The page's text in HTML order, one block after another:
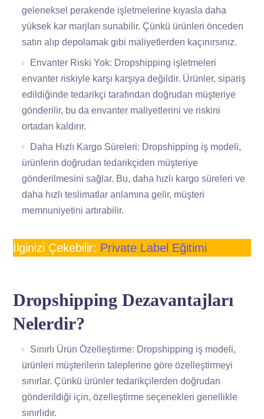
geleneksel perakende işletmelerine kıyasla daha
yüksek kar marjları sunabilir. Çünkü ürünleri önceden
satın alıp depolamak gibi maliyetlerden kaçınırsınız.
Envanter Riski Yok: Dropshipping işletmeleri
envanter riskiyle karşı karşıya değildir. Ürünler, sipariş
edildiğinde tedarikçi tarafından doğrudan müşteriye
gönderilir, bu da envanter maliyetlerini ve riskini
ortadan kaldırır.
Daha Hızlı Kargo Süreleri: Dropshipping iş modeli,
ürünlerin doğrudan tedarikçiden müşteriye
gönderilmesini sağlar. Bu, daha hızlı kargo süreleri ve
daha hızlı teslimatlar anlamına gelir, müşteri
memnuniyetini artırabilir.
İlginizi Çekebilir: Private Label Eğitimi
Dropshipping Dezavantajları
Nelerdir?
Sınırlı Ürün Özelleştirme: Dropshipping iş modeli,
ürünleri müşterilerin taleplerine göre özelleştirmeyi
sınırlar. Çünkü ürünler tedarikçilerden doğrudan
gönderildiği için, özelleştirme seçenekleri genellikle
sınırlıdır.